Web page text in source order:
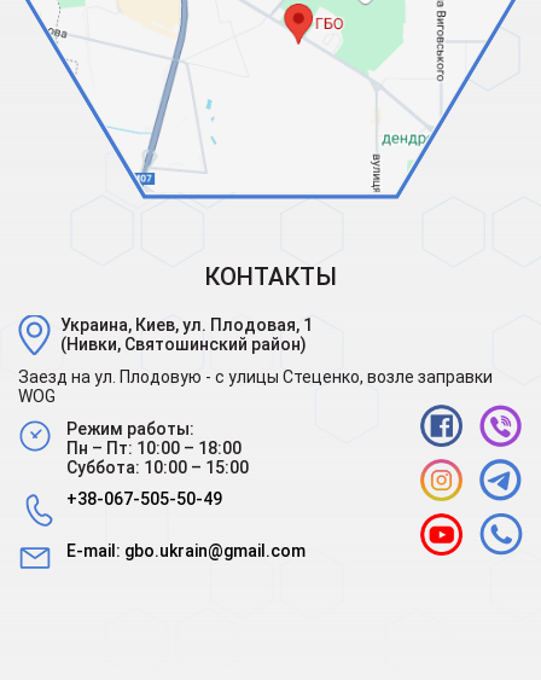
КОНТАКТЫ
Украина, Киев, ул. Плодовая, 1
(Нивки, Святошинский район)
Заезд на ул. Плодовую - с улицы Стеценко, возле заправки
WOG
Режим работы:
Пн – Пт: 10:00 – 18:00
Суббота: 10:00 – 15:00
+38-067-505-50-49
E-mail: gbo.ukrain@gmail.com